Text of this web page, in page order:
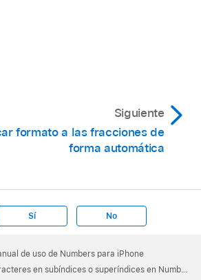
Siguiente
formato a las fracciones de
forma automática
Sí No
de uso de Numbers para iPhone
en subíndices o superíndices en Numbers en el iPhone